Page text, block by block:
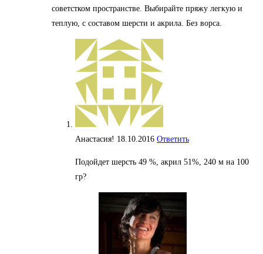
советстком пространстве. Выбирайте пряжу легкую и
теплую, с составом шерсти и акрила. Без ворса.
Анастасия! 18.10.2016 Ответить
Подойдет шерсть 49 %, акрил 51%, 240 м на 100
гр?